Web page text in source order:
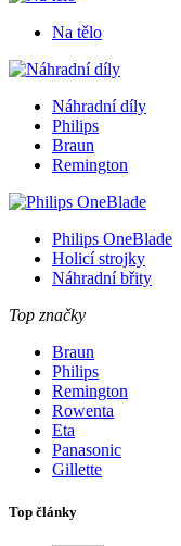
Na tělo
Náhradní díly
Philips
Braun
Remington
Philips OneBlade
Holicí strojky
Náhradní břity
Top značky
Braun
Philips
Remington
Rowenta
Eta
Panasonic
Gillette
Top články